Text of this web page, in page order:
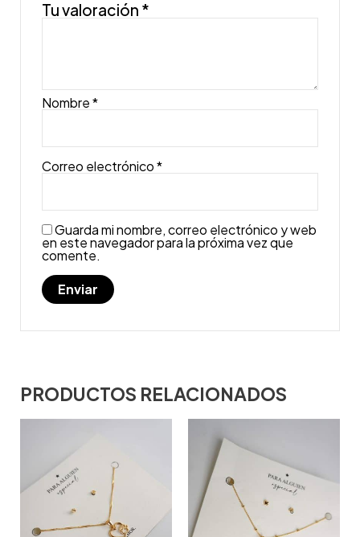
Tu valoración *
Nombre*
Correo electrónico*
Guarda mi nombre, correo electrónico y web
en este navegador para la próxima vez que
comente.
PRODUCTOS RELACIONADOS